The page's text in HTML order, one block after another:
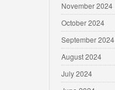
November 2024
October 2024
September 2024
August 2024
July 2024